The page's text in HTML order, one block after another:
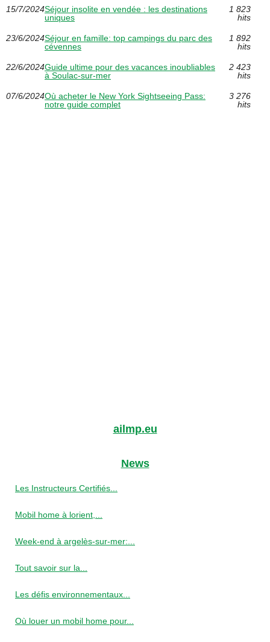
15/7/2024Séjour insolite en vendée : les destinations
uniques
1 823
hits
23/6/2024Séjour en famille: top campings du parc des
cévennes
1 892
hits
22/6/2024Guide ultime pour des vacances inoubliables
à Soulac-sur-mer
2 423
hits
07/6/2024Où acheter le New York Sightseeing Pass:
notre guide complet
3 276
hits
ailmp.eu
News
Les Instructeurs Certifiés...
Mobil home à lorient,...
Week-end à argelès-sur-mer:...
Tout savoir sur la...
Les défis environnementaux...
Où louer un mobil home pour...